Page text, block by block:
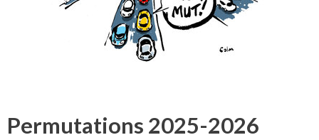
Permutations 2025-2026